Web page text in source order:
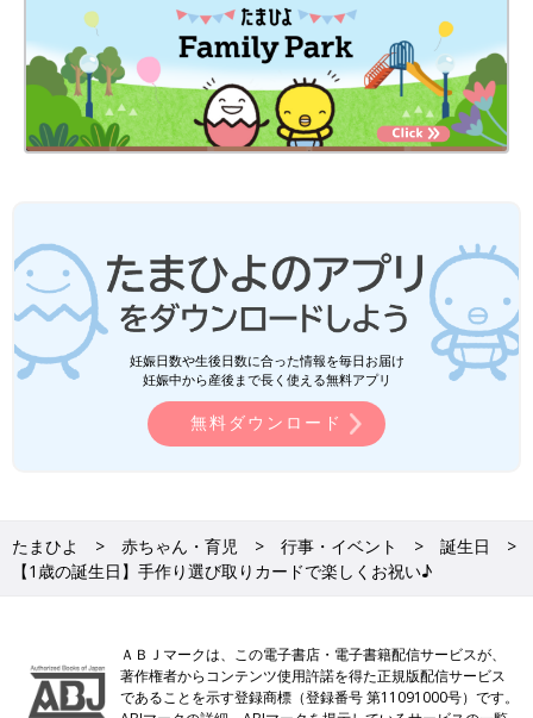
妊娠日数や生後日数に合った情報を毎日お届け
妊娠中から産後まで長く使える無料アプリ
無料ダウンロード
たまひよ 赤ちゃん・育児 行事・イベント
誕生日
【1歳の誕生日】手作り選び取りカードで楽しくお祝い♪
ＡＢＪマークは、この電子書店・電子書籍配信サービスが、
著作権者からコンテンツ使用許諾を得た正規版配信サービス
であることを示す登録商標（登録番号 第11091000号）です。